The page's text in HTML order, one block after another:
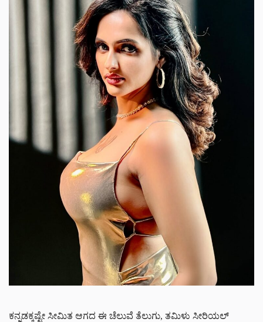
ಕನ್ನಡಕ್ಕಷ್ಟೇ ಸೀಮಿತ ಆಗದ ಈ ಚೆಲುವೆ ತೆಲುಗು, ತಮಿಳು ಸೀರಿಯಲ್